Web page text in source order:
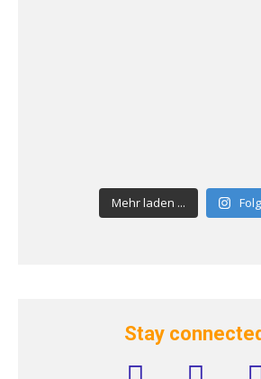
Mehr laden ...
Stay
facebook instagram